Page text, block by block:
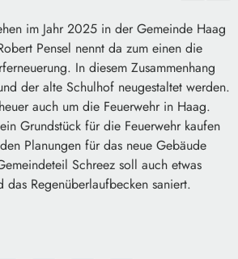
im Jahr 2025 in der Gemeinde Haag
Pensel nennt da zum einen die
In diesem Zusammenhang
der alte Schulhof neugestaltet werden.
auch um die Feuerwehr in Haag.
Grundstück für die Feuerwehr kaufen
Planungen für das neue Gebäude
Schreez soll auch etwas
das Regenüberlaufbecken saniert.